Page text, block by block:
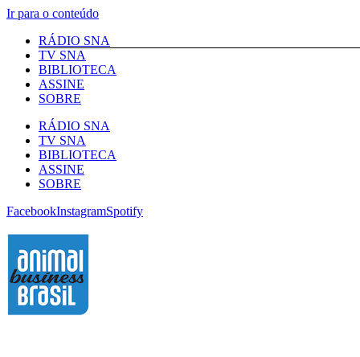
Ir para o conteúdo
RÁDIO SNA
TV SNA
BIBLIOTECA
ASSINE
SOBRE
RÁDIO SNA
TV SNA
BIBLIOTECA
ASSINE
SOBRE
FacebookInstagramSpotify